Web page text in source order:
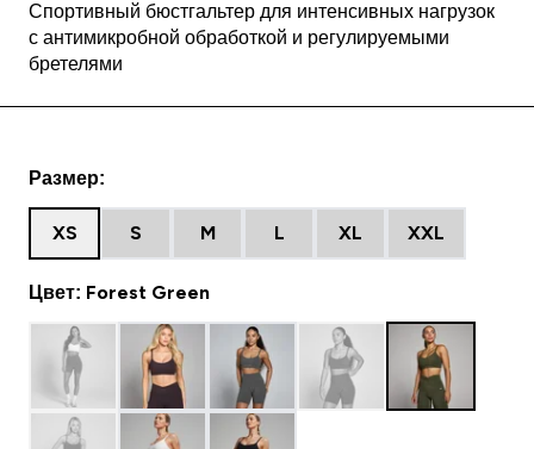
Спортивный бюстгальтер для интенсивных нагрузок
с антимикробной обработкой и регулируемыми
бретелями
Размер:
XS S M L XL XXL
Цвет: Forest Green